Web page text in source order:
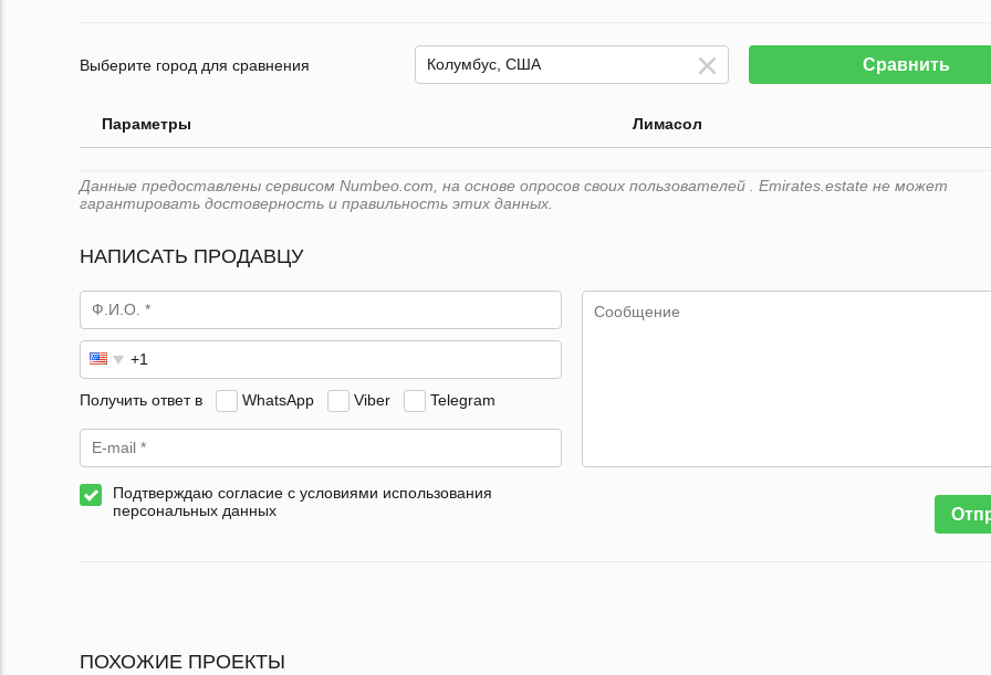
Выберите город для сравнения Сравнить
Параметры Лимасол
Данные предоставлены сервисом Numbeo.com, на основе опросов своих пользователей . Emirates.estate не может
гарантировать достоверность и правильность этих данных.
НАПИСАТЬ ПРОДАВЦУ
Получить ответ в WhatsApp Viber Telegram
Подтверждаю согласие с условиями использования
персональных данных
ПОХОЖИЕ ПРОЕКТЫ